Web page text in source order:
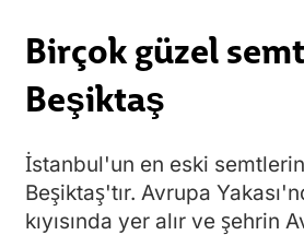
Birçok güzel
Beşiktaş
İstanbul'un en eski
Beşiktaş'tır. Avrupa
kıyısında yer alır ve şehrin